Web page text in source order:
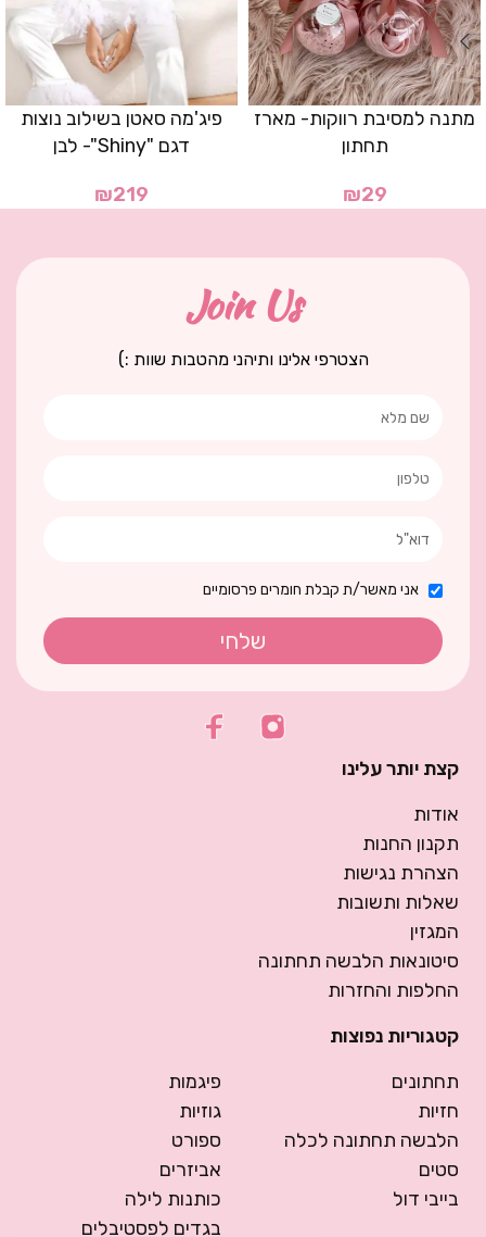
מתנה למסיבת רווקות- מארז
תחתון
₪29
פיג'מה סאטן בשילוב נוצות
דגם "Shiny"- לבן
₪219
Join Us
הצטרפי אלינו ותיהני מהטבות שוות :)
אני מאשר/ת קבלת חומרים פרסומיים
שלחי
קצת יותר עלינו
אודות
תקנון החנות
הצהרת נגישות
שאלות ותשובות
המגזין
סיטונאות הלבשה תחתונה
החלפות והחזרות
קטגוריות נפוצות
תחתונים
חזיות
הלבשה תחתונה לכלה
סטים
בייבי דול
פיגמות
גוזיות
ספורט
אביזרים
כותנות לילה
בגדים לפסטיבלים